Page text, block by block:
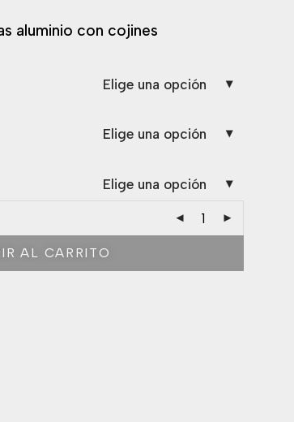
aluminio con cojines
Elige una opción
Elige una opción
Elige una opción
AL CARRITO